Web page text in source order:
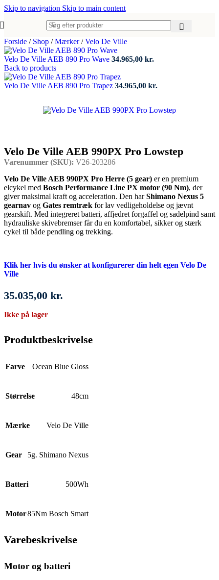
Skip to navigation Skip to main content
Forside / Shop / Mærker/ Velo De Ville
Velo De Ville AEB 890 Pro Wave 34.965,00 kr.
Back to products
Velo De Ville AEB 890 Pro Trapez 34.965,00 kr.
Velo De Ville AEB 990PX Pro Lowstep
Varenummer (SKU): V26-203286
Velo De Ville AEB 990PX Pro Herre (5 gear) er en premium
elcykel med Bosch Performance Line PX motor (90 Nm), der
giver maksimal kraft og acceleration. Den harShimano Nexus 5
gearnav og Gates remtræk for lav vedligeholdelse og jævnt
gearskift. Med integreret batteri, affjedret forgaffel og sadelpind samt
hydrauliske skivebremser får du en komfortabel, sikker og stærk
cykel til både pendling og trekking.
Klik her hvis du ønsker at konfigurerer din helt egen Velo De
Ville
35.035,00 kr.
Ikke på lager
Produktbeskrivelse
Farve Ocean Blue Gloss
Størrelse 48cm
Mærke Velo De Ville
Gear 5g. Shimano Nexus
Batteri 500Wh
Motor85Nm Bosch Smart
Varebeskrivelse
Motor og batteri